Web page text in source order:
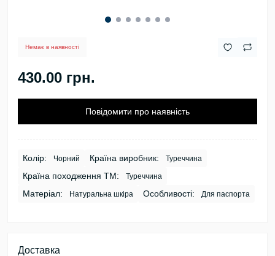
Немає в наявності
430.00 грн.
Повідомити про наявність
Колір: Чорний Країна виробник: Туреччина
Країна походження ТМ: Туреччина
Матеріал: Натуральна шкіра Особливості: Для паспорта
Доставка